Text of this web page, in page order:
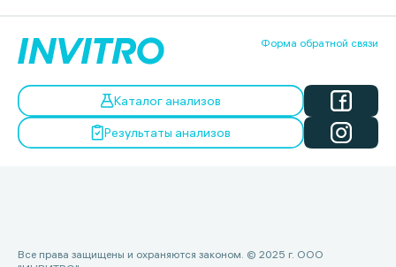
Форма обратной связи
Каталог анализов
Результаты анализов
Все права защищены и охраняются законом. © 2025 г. ООО